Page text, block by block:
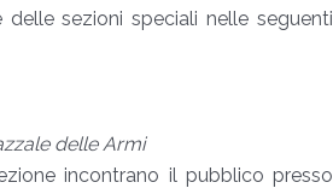
sezioni speciali nelle seguenti
delle Armi
incontrano il pubblico presso